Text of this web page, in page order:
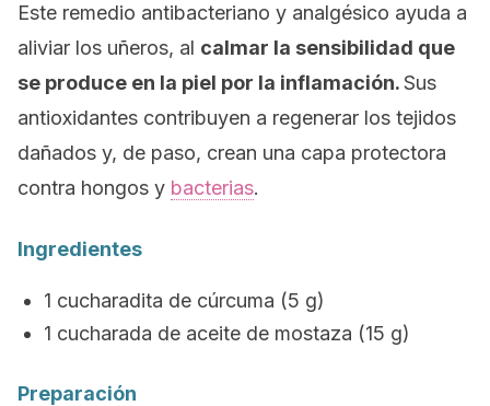
Este remedio antibacteriano y analgésico ayuda a
aliviar los uñeros, al calmar la sensibilidad que
se produce en la piel por la inflamación.Sus
antioxidantes contribuyen a regenerar los tejidos
dañados y, de paso, crean una capa protectora
contra hongos y bacterias.
Ingredientes
1 cucharadita de cúrcuma (5 g)
1 cucharada de aceite de mostaza (15 g)
Preparación